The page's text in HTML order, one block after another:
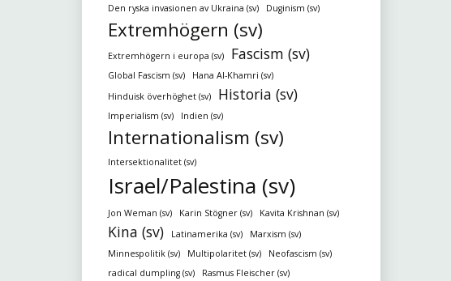
Den ryska invasionen av Ukraina (sv)
Duginism (sv)
Extremhögern (sv)
Extremhögern i europa (sv) Fascism (sv)
Global Fascism (sv)
Hana Al-Khamri (sv)
Hinduisk överhöghet (sv)
Historia (sv)
Imperialism (sv) Indien (sv)
Internationalism (sv)
Intersektionalitet (sv)
Israel/Palestina (sv)
Jon Weman (sv) Karin Stögner (sv) Kavita Krishnan (sv)
Kina (sv) Latinamerika (sv)
Marxism (sv)
Minnespolitik (sv)
Multipolaritet (sv)
Neofascism (sv)
radical dumpling (sv)
Rasmus Fleischer (sv)